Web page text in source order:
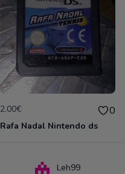
2.00€ 0
Rafa Nadal Nintendo ds
Leh99